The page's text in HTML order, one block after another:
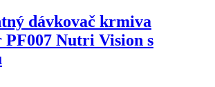
dávkovač krmiva
PF007 Nutri Vision s